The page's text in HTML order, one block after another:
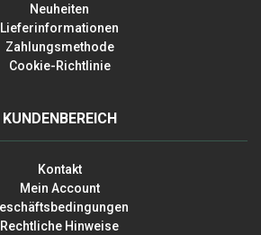
Neuheiten
Lieferinformationen
Zahlungsmethode
Cookie-Richtlinie
KUNDENBEREICH
Kontakt
Mein Account
Rechtliche Hinweise